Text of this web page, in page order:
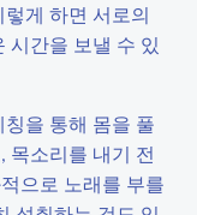
게 하면 서로의
시간을 보낼 수 있
을 통해 몸을 풀
목소리를 내기 전
으로 노래를 부를